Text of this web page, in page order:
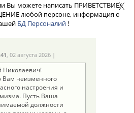
НАШИ КНОПКИ
деятельности
996
Вы можете написать ПРИВЕТСТВИЕ/
любой персоне, информация о
БД Персоналий!
, 02 августа 2026 |
неизменного
настроения и
Пусть Ваша
должности